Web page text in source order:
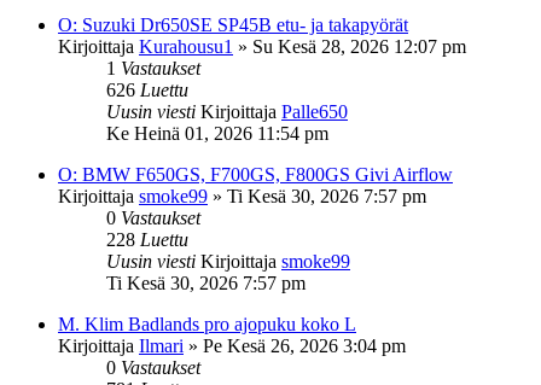
O: Suzuki Dr650SE SP45B etu- ja takapyörät
Kirjoittaja Kurahousu1 » Su Kesä 28, 2026 12:07 pm
1 Vastaukset
626 Luettu
Uusin viesti Kirjoittaja Palle650
Ke Heinä 01, 2026 11:54 pm
O: BMW F650GS, F700GS, F800GS Givi Airflow
Kirjoittaja smoke99 » Ti Kesä 30, 2026 7:57 pm
0 Vastaukset
228 Luettu
Uusin viesti Kirjoittaja smoke99
Ti Kesä 30, 2026 7:57 pm
M. Klim Badlands pro ajopuku koko L
Kirjoittaja Ilmari » Pe Kesä 26, 2026 3:04 pm
0 Vastaukset